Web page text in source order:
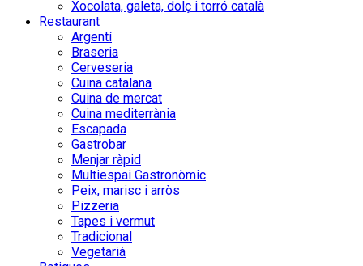
Xocolata, galeta, dolç i torró català
Restaurant
Argentí
Braseria
Cerveseria
Cuina catalana
Cuina de mercat
Cuina mediterrània
Escapada
Gastrobar
Menjar ràpid
Multiespai Gastronòmic
Peix, marisc i arròs
Pizzeria
Tapes i vermut
Tradicional
Vegetarià